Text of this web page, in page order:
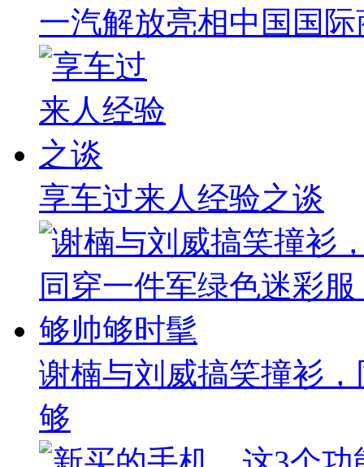
一汽解放亮相中国国
享车过来人经验之谈
谢楠与刘威搞笑撞衫
够